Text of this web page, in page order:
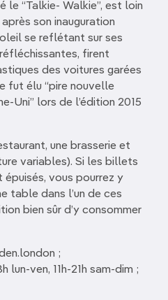
le “Talkie- Walkie”, est loin
son inauguration
se reflétant sur ses
firent
des voitures garées
fut élu “pire nouvelle
Uni” lors de l’édition 2015
une brasserie et
variables). Si les billets
épuisés, vous pourrez y
table dans l’un de ces
bien sûr d’y consommer
;
lun-ven, 11h-21h sam-dim ;